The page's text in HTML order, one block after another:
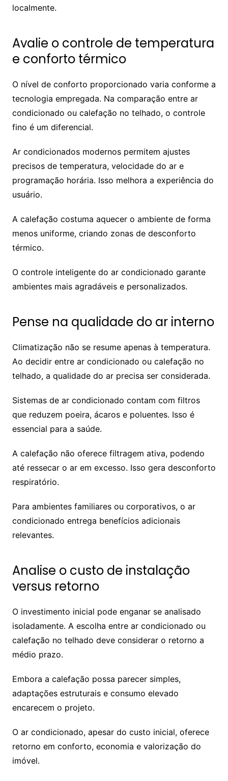
localmente.
Avalie o controle de temperatura
e conforto térmico
O nível de conforto proporcionado varia conforme a
tecnologia empregada. Na comparação entre ar
condicionado ou calefação no telhado, o controle
fino é um diferencial.
Ar condicionados modernos permitem ajustes
precisos de temperatura, velocidade do ar e
programação horária. Isso melhora a experiência do
usuário.
A calefação costuma aquecer o ambiente de forma
menos uniforme, criando zonas de desconforto
térmico.
O controle inteligente do ar condicionado garante
ambientes mais agradáveis e personalizados.
Pense na qualidade do ar interno
Climatização não se resume apenas à temperatura.
Ao decidir entre ar condicionado ou calefação no
telhado, a qualidade do ar precisa ser considerada.
Sistemas de ar condicionado contam com filtros
que reduzem poeira, ácaros e poluentes. Isso é
essencial para a saúde.
A calefação não oferece filtragem ativa, podendo
até ressecar o ar em excesso. Isso gera desconforto
respiratório.
Para ambientes familiares ou corporativos, o ar
condicionado entrega benefícios adicionais
relevantes.
Analise o custo de instalação
versus retorno
O investimento inicial pode enganar se analisado
isoladamente. A escolha entre ar condicionado ou
calefação no telhado deve considerar o retorno a
médio prazo.
Embora a calefação possa parecer simples,
adaptações estruturais e consumo elevado
encarecem o projeto.
O ar condicionado, apesar do custo inicial, oferece
retorno em conforto, economia e valorização do
imóvel.